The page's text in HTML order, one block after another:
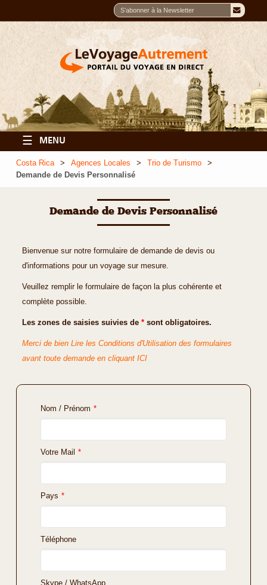
☰ MENU
Costa Rica Agences Locales
Trio de Turismo
Demande de Devis Personnalisé
Demande de Devis Personnalisé
Bienvenue sur notre formulaire de demande de devis ou
d'informations pour un voyage sur mesure.
Veuillez remplir le formulaire de façon la plus cohérente et
complète possible.
Les zones de saisies suivies de * sont obligatoires.
Merci de bien Lire les Conditions d'Utilisation des formulaires
avant toute demande en cliquant ICI
Nom / Prénom *
Votre Mail *
Pays *
Téléphone
Skype / WhatsApp